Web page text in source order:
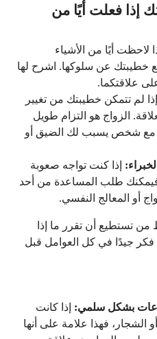
إذا فعلت أيًا من
لاحظت أيًا من الأشياء
خطيبتك عن سلوكها. اشرح لها
علاقتكما.
إذا لم تتمكن خطيبتك من تغيير
الزواج هو التزام طويل
مع شخص يسبب لك الضيق أو
إذا كنت تواجه صعوبة
طلب المساعدة من أحد
أو المعالج النفسي.
من تستطيع أن تقرر ما إذا
جيدًا في كل العوامل قبل
بشكل سلمي: إذا كانت
الشجار، فهذا علامة على أنها